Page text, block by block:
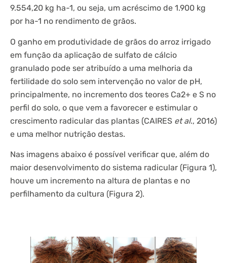
9.554,20 kg ha-1, ou seja, um acréscimo de 1.900 kg
por ha-1 no rendimento de grãos.
O ganho em produtividade de grãos do arroz irrigado
em função da aplicação de sulfato de cálcio
granulado pode ser atribuído a uma melhoria da
fertilidade do solo sem intervenção no valor de pH,
principalmente, no incremento dos teores Ca2+ e S no
perfil do solo, o que vem a favorecer e estimular o
crescimento radicular das plantas (CAIRES et al., 2016)
e uma melhor nutrição destas.
Nas imagens abaixo é possível verificar que, além do
maior desenvolvimento do sistema radicular (Figura 1),
houve um incremento na altura de plantas e no
perfilhamento da cultura (Figura 2).